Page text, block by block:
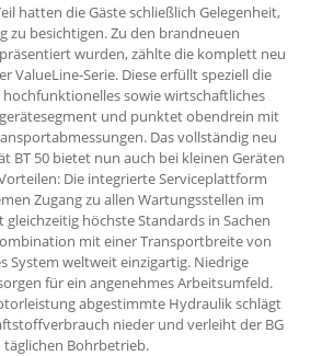
hatten die Gäste schließlich Gelegenheit,
zu besichtigen. Zu den brandneuen
wurden, zählte die komplett neu
ValueLine-Serie. Diese erfüllt speziell die
sowie wirtschaftliches
und punktet obendrein mit
Das vollständig neu
BT 50 bietet nun auch bei kleinen Geräten
Die integrierte Serviceplattform
Zugang zu allen Wartungsstellen im
höchste Standards in Sachen
mit einer Transportbreite von
System weltweit einzigartig. Niedrige
für ein angenehmes Arbeitsumfeld.
abgestimmte Hydraulik schlägt
nieder und verleiht der BG
täglichen Bohrbetrieb.